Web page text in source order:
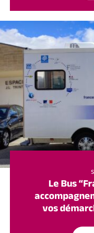
Le Bus
vos